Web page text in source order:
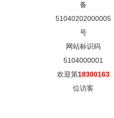
备
51040202000005
号
网站标识码
5104000001
欢迎第18300163
位访客